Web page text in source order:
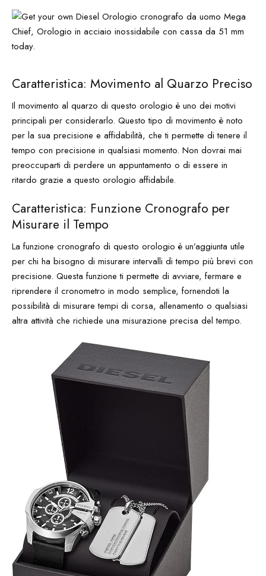
Caratteristica: Movimento al Quarzo Preciso
Il movimento al quarzo di questo orologio è uno dei motivi
principali per considerarlo. Questo tipo di movimento è noto
per la sua precisione e affidabilità, che ti permette di tenere il
tempo con precisione in qualsiasi momento. Non dovrai mai
preoccuparti di perdere un appuntamento o di essere in
ritardo grazie a questo orologio affidabile.
Caratteristica: Funzione Cronografo per
Misurare il Tempo
La funzione cronografo di questo orologio è un’aggiunta utile
per chi ha bisogno di misurare intervalli di tempo più brevi con
precisione. Questa funzione ti permette di avviare, fermare e
riprendere il cronometro in modo semplice, fornendoti la
possibilità di misurare tempi di corsa, allenamento o qualsiasi
altra attività che richiede una misurazione precisa del tempo.